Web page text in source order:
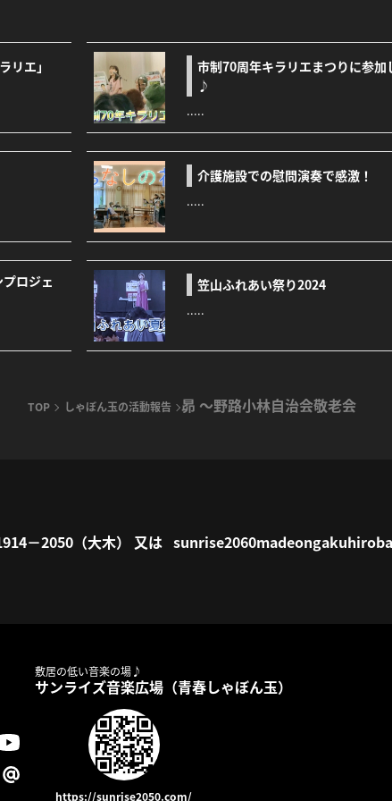
リエ」
市制70周年キラリエまつりに参加
♪
.....
介護施設での慰問演奏で感激！
.....
ロジェ
笠山ふれあい祭り2024
.....
TOP しゃぼん玉の活動報告 昴 ～野路小林自治会敬老会
－2050（大木） 又は
敷居の低い音楽の場♪
サンライズ音楽広場（青春しゃぼん玉）
https://sunrise2050.com/